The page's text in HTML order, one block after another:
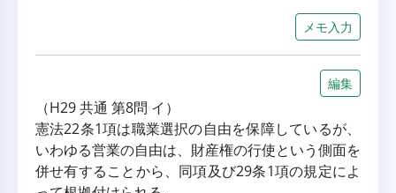
メモ入力
編集
（H29 共通 第8問 イ）
憲法22条1項は職業選択の自由を保障しているが、
いわゆる営業の自由は、財産権の行使という側面を
併せ有することから、同項及び29条1項の規定によ